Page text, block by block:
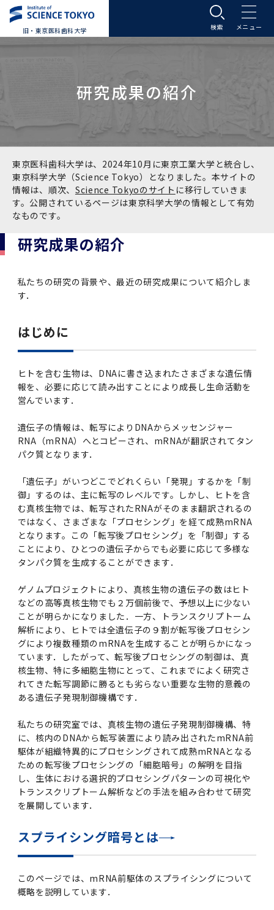
旧・東京医科歯科大学
大学案内トップ
学長メッセージ
基本理念・沿革
基本理念・沿革トップ
建物沿革
歴代校長及び学長
学生歌
ブランド
東京医科歯科大学の特色
学
研究について
医療について
世界大学ランキング
キャンパスマップ
運営組織トップ
大学組織一覧
学長・役員
副学長
理事･監事
経営協議会
教育研究評議会
広報誌・刊行物
広報誌・刊行物トップ
大学紹介動画
大学紹介動画トップ
大学紹介動画
留学制度編
多職種連携教育編
学長×歯学部学生懇談
東京医科歯科大学の歴史
大学概要（冊子）
統合報告書
広報誌トップ
広報誌「Bloom! 医科歯科大」
学内向け広報誌「TMDUニュース」
医歯大ひろば
大学案内 【受験生向け】（冊子）
写真で綴る 東京医科歯科大学
第1回『学びの地』
第2回『教育 講義・実習の軌跡』
第3回『知と癒しの匠の創造者たち』
大学の計画と評価
大学の計画と評価トップ
大学評価の制度について
大学評価の制度についてトップ
１．国立大学法人評価
２．大学認証評価
1-1．第４期中期目標・中期計画等について【6
年間】
1-1．第４期中期目標・中期計画等について【6
年間】トップ
第１期 中期目標・中期計画等について
第３期中期目標・中期計画等について
1-2.年度計画・年度評価等について【第1期～
第3期】
1-2.年度計画・年度評価等について【第1期～
第3期】トップ
（第１期中期目標期間中）年度計画、年度評価
等について
（第２期中期目標期間中）年度計画・年度評価
等について
（第３期中期目標期間中）年度計画・年度評価
等について
2．認証評価
4．指定国立大学法人構想に関する進捗状況に
ついて
関連リンク先
四大学連合
四大学連合トップ
四大学連合憲章等
四大学連合憲章
「大学院学生の教育研究交流」に関する協定書
目
「複合領域コース｣｢編入学｣及び｢複数学士号｣
に関する協定書
「複合領域コース」の履修者に係る「編入学」
及び「複数学士号」に関する実施細目
複合領域コース(四大学共通)トップ
複合領域コースについて
編入学制度について（複数学士号）
複合領域コース（東京医科歯科大学）
三大学連合（外部サイト）
大学）
情報公開・個人情報
情報公開・個人情報トップ
個人情報保護制度
統合報告書
統計データ
土地・建物及び所在地／関係施設位置図
東京医科歯科大学規則集
その他の情報公開
研究不正の防止
会計監査人候補者の決定について
動物実験等に関する情報
企業等からの資金提供状況の公表
東京医科歯科大学ＳＤＧｓ推進宣言
男性職員の育児休業等取得推進宣言
ダイバーシティ
ダイバーシティトップ
ジョン推進宣言等
東京医科歯科大学ダイバーシティ＆インクルー
ジョン推進宣言等トップ
東京医科歯科大学ダイバーシティ＆インクルー
ジョン推進宣言／基本方針／アクション・プラ
ン
女性活躍推進法による一般事業主行動計画
次世代育成支援対策推進法による一般事業主行
動計画
次世代認定マーク「くるみん」を取得しました
（基準適合一般事業主認定）
ダイバーシティ・インクルージョン室
わくわく保育園（学内保育施設）
障がいのある学生のサポートについて
コンプライアンス・ハラスメント
ハラスメントへの対応について
公益通報について
入学案内トップ
大学案内
学部受験生向け「大学案内」（冊子）
アドミッション・ポリシー
入試制度
入試制度トップ
学部入試の変更点（予告）
入試データ
学部などについて
学部などについてトップ
ILA国府台
歯学部
生体材料工学研究所
国際交流サイト
研究情報サイト
研究テーマ検索システム
学生生活などについて
学生生活などについてトップ
奨学金について
入学料・授業料の免除・徴収猶予について
学生寮について
アパート等の紹介
学生保険制度について
卒業後の進路データ
サークル紹介
大学祭
イベント
オープンキャンパス
医学部医学科サマープログラム
オンライン個別進学相談
地域特別枠推薦選抜説明会
入試説明会
キャンパス見学 ※現在は受け付けておりませ
ん
ILA国府台 公開講座等のお知らせ
キャンパス紹介
資料請求
合格発表
試験問題及び解答例等の公表
大学院入学案内トップ
募集要項
募集要項トップ
医歯学総合研究科
保健衛生学研究科
医歯学総合研究科博士課程 国際連携専攻（ジ
ョイント・ディグリープログラム：JDP）
WEB出願
アドミッション・ポリシー
過去の試験問題・入試データ
TOEFL-ITP試験結果（スコアレポート）の返
却について
大学院入学希望者向け入試説明会
学費・入学金・奨学金について
学費・入学金・奨学金についてトップ
奨学金について
入学料・授業料の免除・徴収猶予について
大学院医歯学総合研究科生体検査科学講座
研究テーマ検索システム
お問い合わせ
聴講生・科目等履修生および大学院研究生募集
聴講生・科目等履修生および大学院研究生募集
トップ
医学部
生体材料工学研究所
難治疾患研究所
大学院研究生
大学院保健衛生学研究科
入学に関するお問い合わせ窓口
学生生活
学生生活トップ
Science Tokyo SPRING (医歯学系)
令和8年度（2026年度）総合知と癒しの次世代
Tokyo Post-SPRING(医歯学系)春募集につい
令和7年度（2025年度）「総合知と癒しの次世
代フロントランナー育成プログラム Science
Tokyo SPRING(医歯学系)」対象学生の春募集
について
Call for Applications to Science Tokyo
Academic Year by Eligible Students
(*Spring admission)
Call for Applications to Science Tokyo
SPRING（MD）Program for the 2025
Academic Year by Eligible Students
令和７年度（２０２５年度）総合知と癒しの次
世代フロントランナー育成プログラム（医歯学
系）「Science Tokyo SPRING (医歯学系)」
（旧TMDU卓越大学院生制度）対象学生（秋入
学対象）の募集について
SPRING（MD）Program for the 2024
Academic Year by Eligible Students
(*Autumn admission)
令和６年度（２０２４年度）総合知と癒しの次
世代フロントランナー育成プログラム（医歯学
（旧TMDU卓越大学院生制度）対象学生（秋入
学対象）の募集について
Call for Applications to TMDU-SPRING
Program (formerly the TMDU WISE
令和8年度（2026年度）トップレベルAI研究の
対象学生（Science Tokyo BOOST（医歯学
令和7年度トップレベルAI研究のための共創型
エキスパート人材育成プログラム対象学生（医
歯学系-BOOST生）の募集について
令和６年度（2024年度）TMDUトップレベル
AI研究のための共創型エキスパート人材育成プ
集について
援制度
援制度トップ
サイエンティスト）養成支援制度の募集につい
て
Call for Applications for the Clinician
Scientist (CS) Training Support Program
for Academic Year 2026
授業・カリキュラムトップ
四大学連合･複合領域コース
履修要項（大学院シラバス）
保健衛生学研究科科目等履修生について
入学料・授業料・奨学金
入学料・授業料・奨学金トップ
授業料・入学料・検定料トップ
授業料・入学料・検定料
入学料・授業料免除・徴収猶予について
(Admission & Tuition
Exemption/Deferment)
奨学金について
入学料・授業料免除・徴収猶予について
Exemption/Deferment)
入学料・授業料免除・徴収猶予について
(Admission & Tuition
Exemption/Deferment)トップ
【2026年4月入学者】入学料免除・徴収猶予申
請について（Admission Fee
Exemption&Admission Fee Deferment）
「修学支援に対する相談窓口」を設置しまし
た。
高等教育の修学支援制度
奨学金について
奨学金についてトップ
日本学生支援機構
財団法人・地方公共団体等奨学金
2025年度国立大学臨床検査学系博士後期課程
優秀賞募集について
日本学生支援機構
留学情報
学生生活サポート
学生生活サポートトップ
アルバイトについて
アパート等の紹介
学生保険制度について
国民年金について
学生相談窓口
ピアサポーター
証明書関係
証明書関係トップ
教養部在学生
医学部在学生
歯学部在学生
大学院在学生
障がいのある学生サポート
障がいのある学生サポートトップ
修学上の支援について
学生相談支援室
障害を理由とする差別の解消の推進に関する対
応要領
文部科学省からのお知らせ
令和７年度（２０２５年度）新入生向けPC購
令和６年度（２０２４年度）東京医科歯科大学
式を行いました。
各種支援制度
就職・キャリア支援
就職・キャリア支援トップ
企業・官公庁・医療機関の皆様へ
在学生向け
在学生向けトップ
学校推薦・求人情報について
学内就職支援イベント
学外就職支援イベント
インターンシップ
就職支援サイトリンク集
就職支援ガイド
外国人留学生の就職情報について
新型コロナウイルス感染症に伴うお知らせ
卒業後の進路及び卒業者数
サークル・学園祭
サークル・学園祭トップ
お茶の水祭
施設利用
施設利用トップ
保健管理センター
学生・女性支援センター
わくわく保育園
フィットネスルーム・売店
国立美術館キャンパスメンバーズ
ボランティア
情報システム
台風等の自然災害や交通機関運休による休講措
置（湯島地区）Class Cancellation Measures
due to Natural Disasters, such as
Cancellation (for the Yushima area)
新入学の大学院生へ To New Graduate
Students
教育研究組織等
教育研究組織等トップ
ポリシー
ポリシートップ
医学部（医学科･保健衛生学科）
歯学部（歯学科･口腔保健学科）
大学院医歯学総合研究科
大学院保健衛生学研究科
医学部（医学科･保健衛生学科）
医学部（医学科･保健衛生学科）トップ
医学科
保健衛生学科 【看護学専攻】
保健衛生学科 【検査技術学専攻】
歯学部（歯学科･口腔保健学科）
歯学部（歯学科･口腔保健学科）トップ
歯学科
口腔保健学科【口腔保健衛生学専攻】
口腔保健学科【口腔保健工学専攻】
大学院医歯学総合研究科
大学院医歯学総合研究科トップ
修士課程 医歯理工保健学専攻
修士課程 医歯理工保健学専攻【医療管理政策
学（MMA）コース】
博士課程 医歯学専攻
博士課程 生命理工医療科学専攻
大学院保健衛生学研究科
大学院保健衛生学研究科トップ
博士課程看護先進科学専攻
博士課程共同災害看護学専攻
歯学部（歯学科･口腔保健学科）
教養部
教養部トップ
公開講座・公開シンポジウム・講演会等のお知
らせ
ILA国府台担当教員一覧
大学院医歯学総合研究科
大学院医歯学総合研究科トップ
修士課程 医歯理工保健学専攻
修士課程 医歯理工保健学専攻トップ
概要
分野構成
ス）
修士課程 医歯理工保健学専攻【医療管理政策
学（MMA）コース】
修士課程 医歯理工保健学専攻 グローバルヘル
スリーダー養成 (MPH) コース
博士課程 医歯学専攻トップ
概要
分野構成
項（シラバス）
博士課程 国際連携専攻（ジョイント・ディグリ
ー・プログラム：JDP）
博士課程 生命理工医療科学専攻
博士課程 生命理工医療科学専攻トップ
概要
分野構成
医歯学総合研究科博士課程生命理工学系専攻履
修要項（シラバス）
履修要項（大学院シラバス）
年報
年報トップ
2024年（25.7MB）
2023年（49.5MB）
統合教育機構学務企画課
セミナー・特別講義
セミナー・特別講義トップ
設置計画履行状況報告書
大学院保健衛生学研究科
大学院保健衛生学研究科トップ
研究科長挨拶
概要
組織
教育研究分野組織、指導教員研究内容トップ
看護先進科学専攻
履修要項（大学院シラバス）保健衛生学研究科
５大学災害看護コンソーシアム履修の手引き
統合教育機構学務企画課
設置計画履行状況報告書
年報
年報トップ
2023年（PDF：4.5MB）
2022年（PDF：53.8 MB）
寄附講座・寄附部門一覧
ジョイントリサーチ講座・ジョイントリサーチ
部門一覧
生体材料工学研究所
難治疾患研究所
高等研究院
大学病院
大学病院トップ
医科（医系診療部門）
歯科（歯系診療部門）
スポーツサイエンス機構
M&Dデータ科学センター
統合教育機構
統合教育機構トップ
医学・歯学分野における数理・データサイエン
大学統合時の教育・学生生活について（受験生
Regarding education and student life after
the integration（For prospective
統合研究機構・統合イノベーション機構
統合研究機構・統合イノベーション機構トップ
統合イノベーション機構
統合イノベーション機構トップ
若手研究者支援センター（統合研究機構）
オープンイノベーションセンター
統合国際機構
統合情報機構（図書館部門・ITセキュリティ部
門）
大学病院
歯科（歯系診療部門）
外部資金
外部資金トップ
研究費獲得支援
産学官連携
e-Rad 府省共通研究開発管理システム(外部サ
イト)
科研費電子申請システム(外部サイト)
研究助成金
AMED研究費の年間公募スケジュール(学内専
GAPファンド等の公募
研究手続き
研究手続きトップ
倫理審査申請システム
利益相反申告システム(学外利用時VPN必要)
臨床研究審査委員会申請システム
実験計画書のWeb申請システム(学外利用時
VPN必要)
倫理審査手続きについて
各種実験手続き例(学内専用)
研究に必要な講習会等
ES細胞/iPS細胞を使用する実験(学内専用)
各種委員会関係(学内専用)
特定認定再生医療等委員会
研究活動
研究活動トップ
研究情報データベース
機関リポジトリ
研究テーマ検索
research map
青い鳥広場(学内専用)
研究組織
研究組織トップ
若手研究者支援センター（YISC）
重点研究領域
統合研究機構・統合イノベーション推進機構
各種センター
高等研究院
取り組み・規制
取り組み・規制トップ
研究不正の防止
研究不正等の公表について
安全保障輸出管理(学内専用)
利益相反
臨床研究法における臨床研究の利益相反管理に
ついて
特定認定再生医療等委員会
ヒトES細胞倫理審査委員会
利益相反に関する説明会資料(ダウンロード)(学
研究大学強化促進事業に関する情報・評価
事務部
事務部トップ
各種お問い合わせ先(事務部)
受験生
病院をご利用の方
研究成果の紹介
東京医科歯科大学は、2024年10月に東京工業大学と統合し、
東京科学大学（Science Tokyo）となりました。本サイトの
情報は、順次、 Science Tokyoのサイト に移行していきま
す。公開されているページは東京科学大学の情報として有効
なものです。
研究成果の紹介
私たちの研究の背景や、最近の研究成果について紹介しま
す．
はじめに
ヒトを含む生物は、DNAに書き込まれたさまざまな遺伝情
報を、必要に応じて読み出すことにより成長し生命活動を
営んでいます．
遺伝子の情報は、転写によりDNAからメッセンジャー
RNA（mRNA）へとコピーされ、mRNAが翻訳されてタン
パク質となります．
「遺伝子」がいつどこでどれくらい「発現」するかを「制
御」するのは、主に転写のレベルです。しかし、ヒトを含
む真核生物では、転写されたRNAがそのまま翻訳されるの
ではなく、さまざまな「プロセシング」を経て成熟mRNA
となります。この「転写後プロセシング」を「制御」する
ことにより、ひとつの遺伝子からでも必要に応じて多様な
タンパク質を生成することができます．
ゲノムプロジェクトにより、真核生物の遺伝子の数はヒト
などの高等真核生物でも２万個前後で、予想以上に少ない
ことが明らかになりました．一方、トランスクリプトーム
解析により、ヒトでは全遺伝子の９割が転写後プロセシン
グにより複数種類のmRNAを生成することが明らかになっ
ています．したがって、転写後プロセシングの制御は、真
核生物、特に多細胞生物にとって、これまでによく研究さ
れてきた転写調節に勝るとも劣らない重要な生物的意義の
ある遺伝子発現制御機構です．
私たちの研究室では、真核生物の遺伝子発現制御機構、特
に、核内のDNAから転写装置により読み出されたmRNA前
駆体が組織特異的にプロセシングされて成熟mRNAとなる
ための転写後プロセシングの「細胞暗号」の解明を目指
し、生体における選択的プロセシングパターンの可視化や
トランスクリプトーム解析などの手法を組み合わせて研究
を展開しています．
スプライシング暗号とは
このページでは、mRNA前駆体のスプライシングについて
概略を説明しています．